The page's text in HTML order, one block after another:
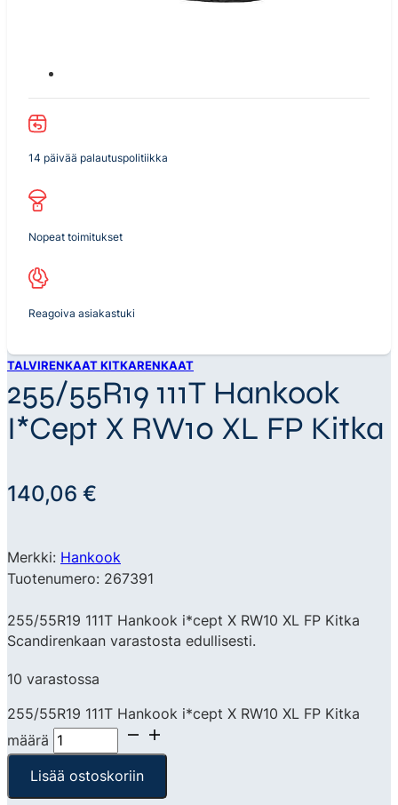
14 päivää palautuspolitiikka
Nopeat toimitukset
Reagoiva asiakastuki
TALVIRENKAAT KITKARENKAAT
255/55R19 111T Hankook
I*cept X RW10 XL FP Kitka
140,06 €
Merkki: Hankook
Tuotenumero: 267391
255/55R19 111T Hankook i*cept X RW10 XL FP Kitka
Scandirenkaan varastosta edullisesti.
10 varastossa
255/55R19 111T Hankook i*cept X RW10 XL FP Kitka
määrä
Lisää ostoskoriin